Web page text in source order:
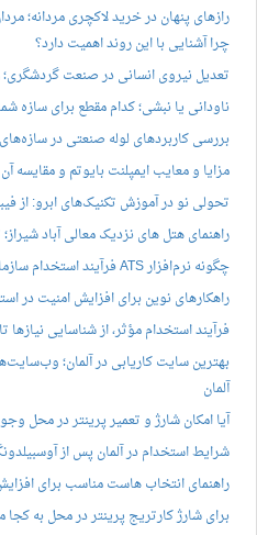
رازهای پنهان در خرید لاکچری مردانه؛
چرا آشنایی با این روند اهمیت دارد؟
تعدیل نیروی انسانی در صنعت
ناودانی یا نبشی؛ کدام مقطع برای سازه
بررسی کاربردهای لوله صنعتی در
مزایا و معایب ایمپلنت بایوتم و مقایسه آن
تحولی نو در آموزش تکنیک‌های ابرو: از
راهنمای هتل های نزدیک معالی آباد
چگونه نرم‌افزار ATS فرآیند استخدام سازمان شما را متحول می‌کند؟
راهکارهای نوین برای افزایش امنیت در
فرآیند استخدام مؤثر، از شناسایی
بهترین سایت کاریابی در آلمان؛
آلمان
آیا امکان شارژ و تعمیر پرینتر در محل
شرایط استخدام در آلمان پس از
راهنمای انتخاب هاست مناسب برای
برای شارژ کارتریج پرینتر در محل به کجا